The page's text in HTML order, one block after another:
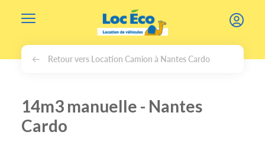
Retour vers Location Camion à Nantes Cardo
14m3 manuelle - Nantes
Cardo